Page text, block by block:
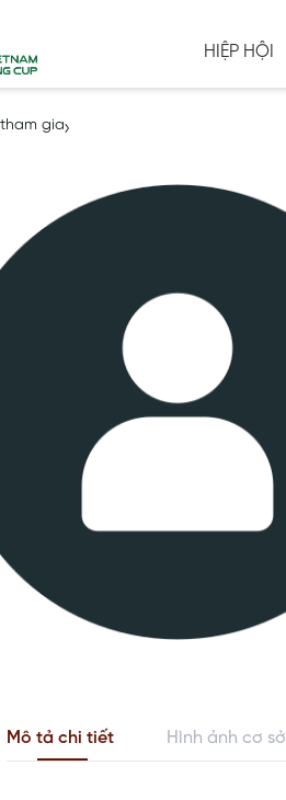
HIỆP HỘI
gia
Mô tả chi tiết Hình ảnh cơ sở